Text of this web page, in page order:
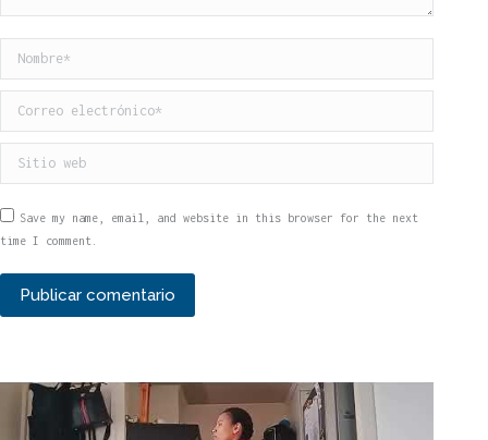
Nombre *
Correo electrónico *
Sitio web
Save my name, email, and website in this browser for the next
time I comment.
Publicar comentario